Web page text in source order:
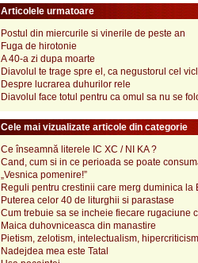
Articolele urmatoare
Postul din miercurile si vinerile de peste an
Fuga de hirotonie
A 40-a zi dupa moarte
Diavolul te trage spre el, ca negustorul cel
Despre lucrarea duhurilor rele
Diavolul face totul pentru ca omul sa nu se
Cele mai vizualizate articole din categorie
Ce înseamnă literele IC XC / NI KA ?
Cand, cum si in ce perioada se poate
„Vesnica pomenire!”
Reguli pentru crestinii care merg duminica la
Puterea celor 40 de liturghii si parastase
Cum trebuie sa se incheie fiecare rugaciune
Maica duhovniceasca din manastire
Pietism, zelotism, intelectualism, hipercriticism
Nadejdea mea este Tatal